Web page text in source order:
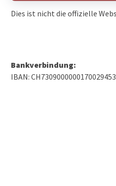
Dies ist nicht die offizielle
Bankverbindung:
IBAN: CH7309000000170029453